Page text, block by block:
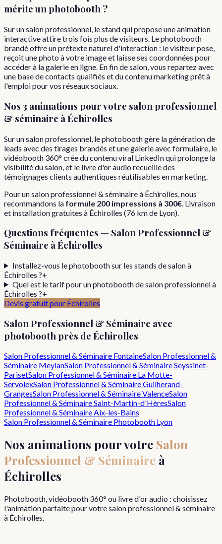
mérite un photobooth ?
Sur un salon professionnel, le stand qui propose une animation
interactive attire trois fois plus de visiteurs. Le photobooth
brandé offre un prétexte naturel d'interaction : le visiteur pose,
reçoit une photo à votre image et laisse ses coordonnées pour
accéder à la galerie en ligne. En fin de salon, vous repartez avec
une base de contacts qualifiés et du contenu marketing prêt à
l'emploi pour vos réseaux sociaux.
Nos 3 animations pour votre salon professionnel
& séminaire à Échirolles
Sur un salon professionnel, le photobooth gère la génération de
leads avec des tirages brandés et une galerie avec formulaire, le
vidéobooth 360° crée du contenu viral LinkedIn qui prolonge la
visibilité du salon, et le livre d'or audio recueille des
témoignages clients authentiques réutilisables en marketing.
Pourunsalon professionnel & séminaireà Échirolles , nous
recommandons la formule 200 impressions à 300€ . Livraison
et installation gratuites à Échirolles (76 km de Lyon).
Questions fréquentes — Salon Professionnel &
Séminaire àÉchirolles
Installez-vous le photobooth sur les stands de salon à
Échirolles ?+
Quel est le tarif pour un photobooth de salon professionnel à
Échirolles ?+
Devis gratuit pour Échirolles
Salon Professionnel & Séminaire avec
photobooth près de Échirolles
Salon Professionnel & Séminaire FontaineSalon Professionnel &
Séminaire MeylanSalon Professionnel & SéminaireSeyssinet-
ParisetSalon Professionnel & Séminaire La Motte-
ServolexSalon Professionnel & SéminaireGuilherand-
GrangesSalon Professionnel & SéminaireValenceSalon
Professionnel & SéminaireSaint-Martin-d'HèresSalon
Professionnel & SéminaireAix-les-Bains
Salon Professionnel & Séminaire Photobooth Lyon
Nos animations pour votre Salon
Professionnel & Séminaire à
Échirolles
Photobooth, vidéobooth 360° ou livre d'or audio : choisissez
l'animation parfaite pour votresalon professionnel & séminaire
à Échirolles.